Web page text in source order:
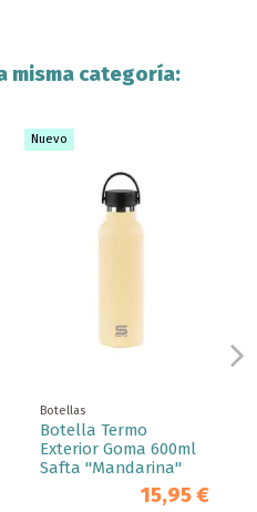
misma categoría:
Nuevo
Botellas
Botella Termo
Exterior Goma 600ml
Safta "Mandarina"
15,95 €